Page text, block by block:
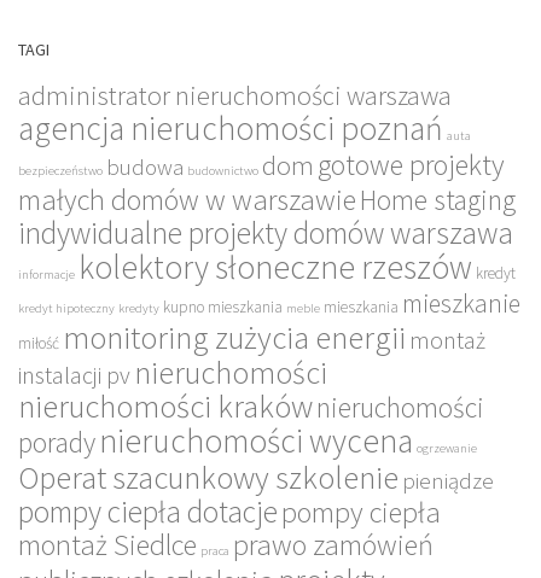
TAGI
administrator nieruchomości warszawa
agencja nieruchomości poznań auta
bezpieczeństwo budowa budownictwo dom gotowe projekty
małych domów w warszawie Home staging
indywidualne projekty domów warszawa
informacje kolektory słoneczne rzeszów kredyt
kredyt hipoteczny kredyty kupno mieszkania meble mieszkania mieszkanie
miłość monitoring zużycia energii montaż
instalacji pv nieruchomości
nieruchomości krakównieruchomości
poradynieruchomości wycena ogrzewanie
Operat szacunkowy szkolenie pieniądze
pompy ciepła dotacjepompy ciepła
montaż Siedlce praca prawo zamówień